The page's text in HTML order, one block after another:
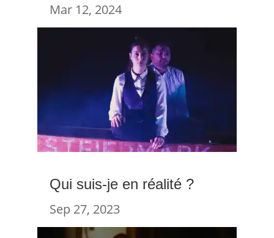
Mar 12, 2024
Qui suis-je en réalité ?
Sep 27, 2023